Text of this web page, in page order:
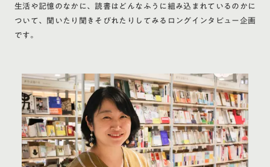
生活や記憶のなかに、読書はどんなふうに組み込まれているのかに
ついて、聞いたり聞きそびれたりしてみるロングインタビュー企画
です。